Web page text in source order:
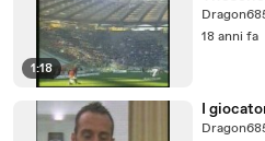
1:18
18 anni fa
I